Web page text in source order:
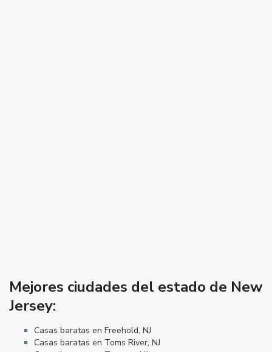
Mejores ciudades del estado de New
Jersey:
Casas baratas en Freehold, NJ
Casas baratas en Toms River, NJ